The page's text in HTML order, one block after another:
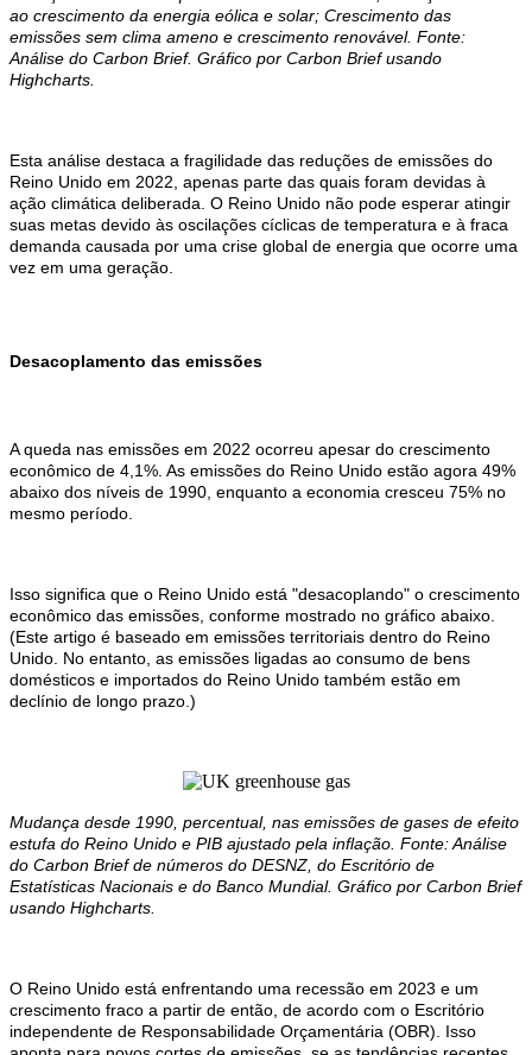
ao crescimento da energia eólica e solar; Crescimento das
emissões sem clima ameno e crescimento renovável. Fonte:
Análise do Carbon Brief. Gráfico por Carbon Brief usando
Highcharts.
Esta análise destaca a fragilidade das reduções de emissões do
Reino Unido em 2022, apenas parte das quais foram devidas à
ação climática deliberada. O Reino Unido não pode esperar atingir
suas metas devido às oscilações cíclicas de temperatura e à fraca
demanda causada por uma crise global de energia que ocorre uma
vez em uma geração.
Desacoplamento das emissões
A queda nas emissões em 2022 ocorreu apesar do crescimento
econômico de 4,1%. As emissões do Reino Unido estão agora 49%
abaixo dos níveis de 1990, enquanto a economia cresceu 75% no
mesmo período.
Isso significa que o Reino Unido está "desacoplando" o crescimento
econômico das emissões, conforme mostrado no gráfico abaixo.
(Este artigo é baseado em emissões territoriais dentro do Reino
Unido. No entanto, as emissões ligadas ao consumo de bens
domésticos e importados do Reino Unido também estão em
declínio de longo prazo.)
Mudança desde 1990, percentual, nas emissões de gases de efeito
estufa do Reino Unido e PIB ajustado pela inflação. Fonte: Análise
do Carbon Brief de números do DESNZ, do Escritório de
Estatísticas Nacionais e do Banco Mundial. Gráfico por Carbon Brief
usando Highcharts.
O Reino Unido está enfrentando uma recessão em 2023 e um
crescimento fraco a partir de então, de acordo com o Escritório
independente de Responsabilidade Orçamentária (OBR). Isso